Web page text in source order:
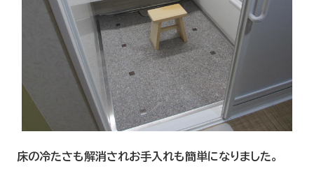
床の冷たさも解消されお手入れも簡単になりました。